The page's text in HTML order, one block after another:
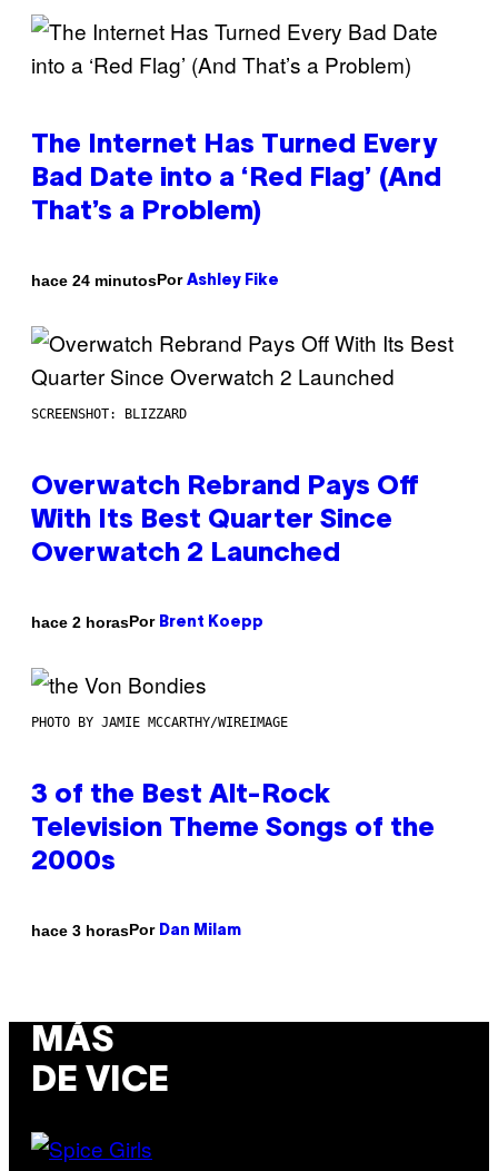
The Internet Has Turned Every
Bad Date into a ‘Red Flag’ (And
That’s a Problem)
hace 24 minutosPor Ashley Fike
SCREENSHOT: BLIZZARD
Overwatch Rebrand Pays Off
With Its Best Quarter Since
Overwatch 2 Launched
hace 2 horasPor Brent Koepp
PHOTO BY JAMIE MCCARTHY/WIREIMAGE
3 of the Best Alt-Rock
Television Theme Songs of the
2000s
hace 3 horasPor Dan Milam
MÁS
DE VICE